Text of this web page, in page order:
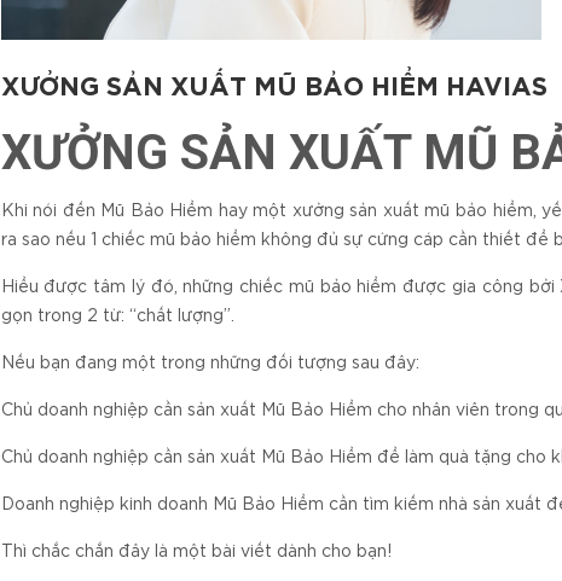
XƯỞNG SẢN XUẤT MŨ BẢO HIỂM HAVIAS
XƯỞNG SẢN XUẤT MŨ
Khi nói đến Mũ Bảo Hiểm hay một xưởng sản xuất mũ bảo hiểm,
ra sao nếu 1 chiếc mũ bảo hiểm không đủ sự cứng cáp cần thiết để
Hiểu được tâm lý đó, những chiếc mũ bảo hiểm được gia công
gọn trong 2 từ: “chất lượng”.
Nếu bạn đang một trong những đối tượng sau đây:
Chủ doanh nghiệp cần sản xuất Mũ Bảo Hiểm cho nhân viên trong
Chủ doanh nghiệp cần sản xuất Mũ Bảo Hiểm để làm quà tặng cho
Doanh nghiệp kinh doanh Mũ Bảo Hiểm cần tìm kiếm nhà sản xuất
Thì chắc chắn đây là một bài viết dành cho bạn!